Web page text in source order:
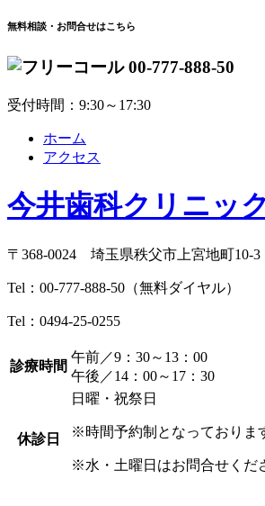
無料相談・お問合せはこちら
00-777-888-50
受付時間：9:30～17:30
ホーム
アクセス
今井歯科クリニック
〒368-0024 埼玉県秩父市上宮地町10-3
Tel： 00-777-888-50 （無料ダイヤル）
Tel： 0494-25-0255
診療時間
午前／9：30～13：00
午後／14：00～17：30
休診日
日曜・祝祭日
※時間予約制となっておりま
※水・土曜日はお問合せくだ